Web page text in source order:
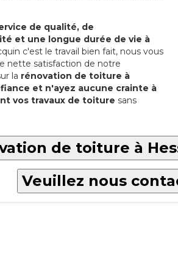
de qualité, de
et une longue durée de vie à
c'est le travail bien fait, nous vous
nette satisfaction de notre
la rénovation de toiture à
et n'ayez aucune crainte à
vos travaux de toiture sans
de toiture à
Veuillez nous